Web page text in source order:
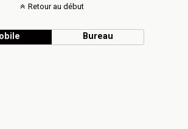
Retour au début
Bureau